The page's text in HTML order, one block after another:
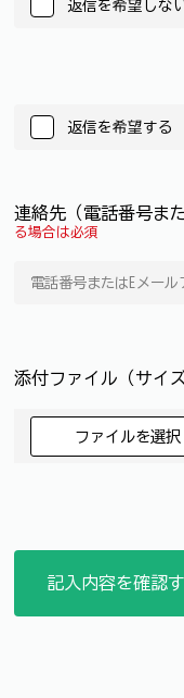
返信を希望しな
返信を希望する
連絡先（電話番号ま
る場合は必須
添付ファイル（サイ
ファイルを選択